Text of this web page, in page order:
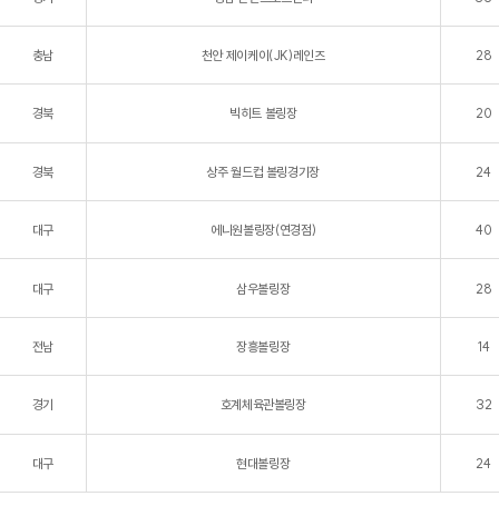
충남 천안 제이케이(JK)레인즈 28
경북 빅히트 볼링장 20
경북 상주 월드컵 볼링경기장 24
대구 에니원볼링장(연경점) 40
대구 삼우볼링장 28
전남 장흥볼링장 14
경기 호계체육관볼링장 32
대구 현대볼링장 24